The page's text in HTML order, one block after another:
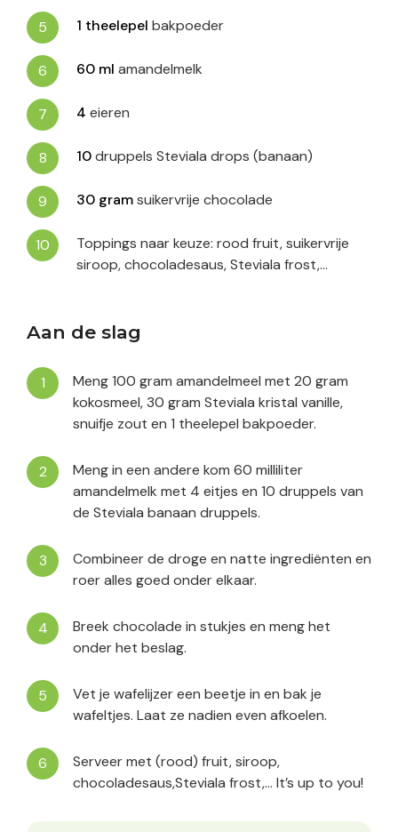
1 theelepel bakpoeder
60 ml amandelmelk
4 eieren
10druppels Steviala drops (banaan)
30 gramsuikervrije chocolade
Toppings naar keuze: rood fruit, suikervrije
siroop, chocoladesaus, Steviala frost,…
Aan de slag
Meng 100 gram amandelmeel met 20 gram
kokosmeel, 30 gram Steviala kristal vanille,
snuifje zout en 1 theelepel bakpoeder.
Meng in een andere kom 60 milliliter
amandelmelk met 4 eitjes en 10 druppels van
de Steviala banaan druppels.
Combineer de droge en natte ingrediënten en
roer alles goed onder elkaar.
Breek chocolade in stukjes en meng het
onder het beslag.
Vet je wafelijzer een beetje in en bak je
wafeltjes. Laat ze nadien even afkoelen.
Serveer met (rood) fruit, siroop,
chocoladesaus,Steviala frost,… It’s up to you!